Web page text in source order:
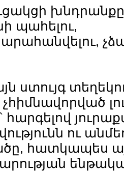
պահելու,
ստույգ
ու
հատկապես
ենթակա